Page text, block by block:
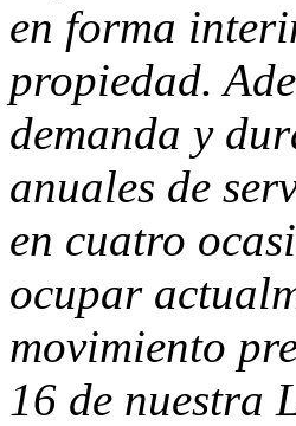
en forma
propiedad.
demanda y
anuales de
en cuatro
ocupar
movimiento
16 de nuestra